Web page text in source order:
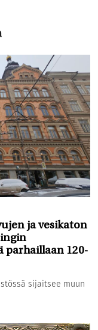
ja vesikaton
parhaillaan 120-
sijaitsee muun